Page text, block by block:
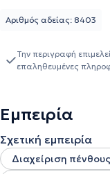
πρόγραμμα
Στο πλαίσιο της
παρακολουθήσει ένα
η δημιουργία των
Αριθμός αδείας: 8403
Την περιγραφή
επαληθευμένες
Εμπειρία
Σχετική εμπειρία
Διαχείριση πένθους